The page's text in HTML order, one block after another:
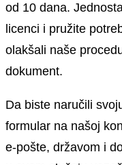
od 10 dana.
licenci i pružite
olakšali naše
dokument.
Da biste naručili
formular na našoj
e-pošte, državom i